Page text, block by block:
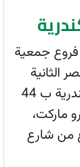
فروع جمعية
الثانية
بعد القاهرة، ويقع فرع جمعية رسالة بالإسكندرية ب 44
ماركت،
متفرع من شارع